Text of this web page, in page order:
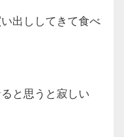
出ししてきて食べ
と思うと寂しい